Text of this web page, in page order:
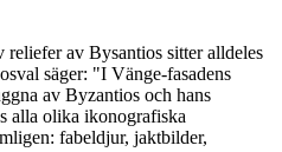
reliefer av Bysantios sitter alldeles
säger: "I Vänge-fasadens
av Byzantios och hans
alla olika ikonografiska
fabeldjur, jaktbilder,